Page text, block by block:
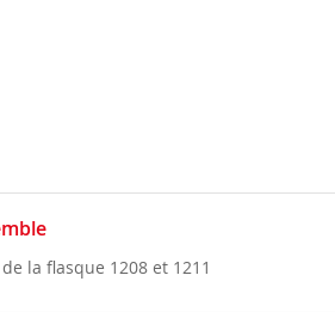
la flasque 1208 et 1211